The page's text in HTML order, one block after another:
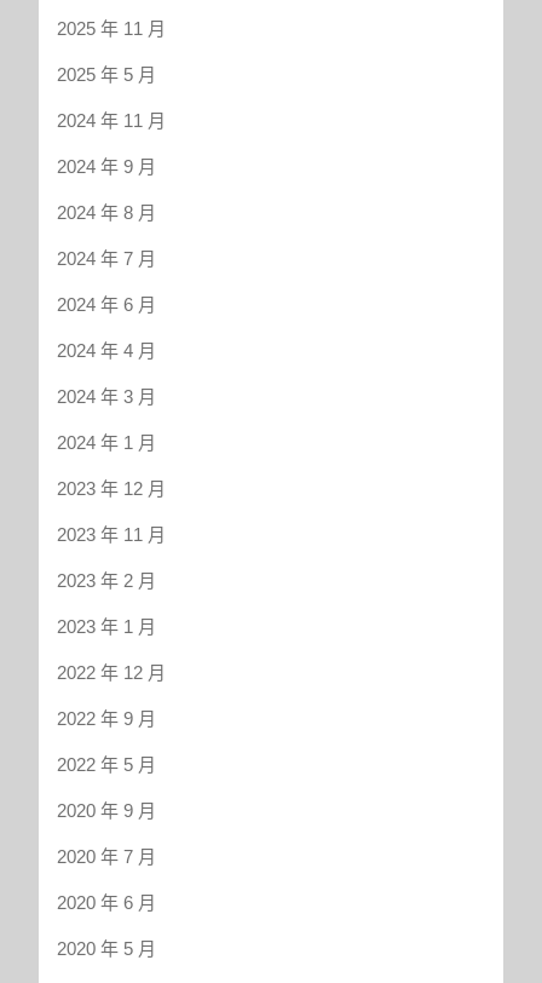
2025 年 11 月
2025 年 5 月
2024 年 11 月
2024 年 9 月
2024 年 8 月
2024 年 7 月
2024 年 6 月
2024 年 4 月
2024 年 3 月
2024 年 1 月
2023 年 12 月
2023 年 11 月
2023 年 2 月
2023 年 1 月
2022 年 12 月
2022 年 9 月
2022 年 5 月
2020 年 9 月
2020 年 7 月
2020 年 6 月
2020 年 5 月